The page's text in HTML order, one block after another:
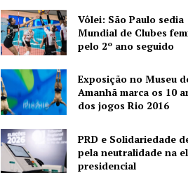
Vôlei: São Paulo sedia
Mundial de Clubes
pelo 2º ano seguido
Exposição no Museu
Amanhã marca os 10
dos jogos Rio 2016
PRD e Solidariedade
pela neutralidade na
presidencial